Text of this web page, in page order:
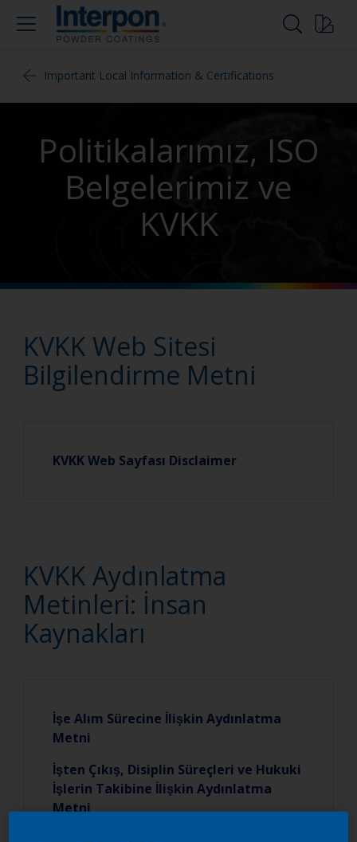
Important Local Information & Certifications
Politikalarımız, ISO
Belgelerimiz ve
KVKK
KVKK Web Sitesi
Bilgilendirme Metni
KVKK Web Sayfası Disclaimer
KVKK Aydınlatma
Metinleri: İnsan
Kaynakları
İşe Alım Sürecine İlişkin Aydınlatma
Metni
İşten Çıkış, Disiplin Süreçleri ve Hukuki
İşlerin Takibine İlişkin Aydınlatma
Metni